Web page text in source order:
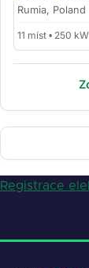
Rumia, Poland
11 míst • 250
Registrace